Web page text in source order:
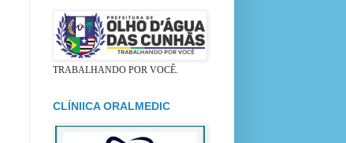
TRABALHANDO POR VOCÊ.
CLÍNIICA ORALMEDIC